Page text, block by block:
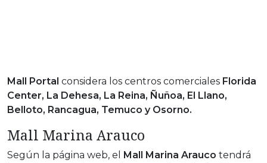
Mall Portal considera los centros comerciales Florida
Center, La Dehesa, La Reina, Ñuñoa, El Llano,
Belloto, Rancagua, Temuco y Osorno.
Mall Marina Arauco
Según la página web, el Mall Marina Arauco tendrá